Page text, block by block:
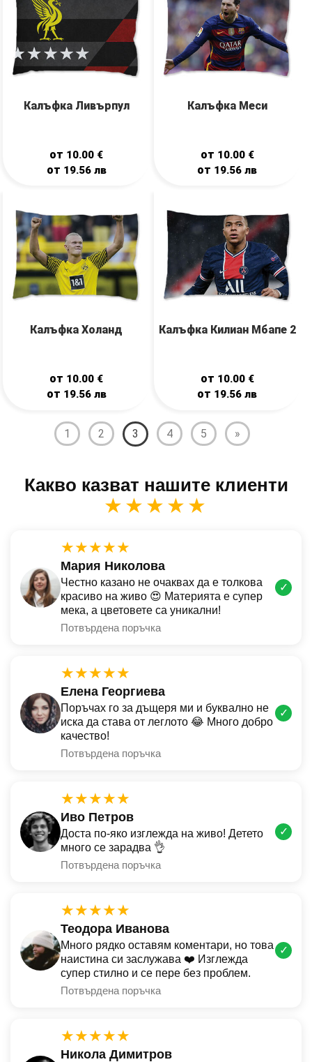
Калъфка Ливърпул
от 10.00 €
от 19.56 лв
Калъфка Меси
от 10.00 €
от 19.56лв
Калъфка Холанд
от 10.00 €
от 19.56 лв
Калъфка Килиан Мбапе 2
от 10.00 €
от 19.56лв
1 2 3 4 5 »
Какво казват нашите клиенти
★★★★★
★★★★★
Мария Николова
Честно казано не очаквах да е толкова
красиво на живо 😍 Материята е супер
мека, а цветовете са уникални!
Потвърдена поръчка
✓
★★★★★
Елена Георгиева
Поръчах го за дъщеря ми и буквално не
иска да става от леглото 😂 Много добро
качество!
Потвърдена поръчка
✓
★★★★★
Иво Петров
Доста по-яко изглежда на живо! Детето
много се зарадва 👌
Потвърдена поръчка
✓
★★★★★
Теодора Иванова
Много рядко оставям коментари, но това
наистина си заслужава ❤️ Изглежда
супер стилно и се пере без проблем.
Потвърдена поръчка
✓
★★★★★
Никола Димитров